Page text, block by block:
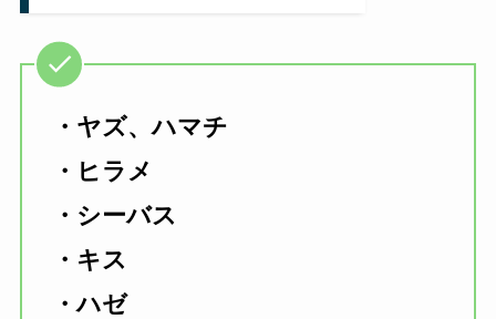
・ヤズ、ハマチ
・ヒラメ
・シーバス
・キス
・ハゼ